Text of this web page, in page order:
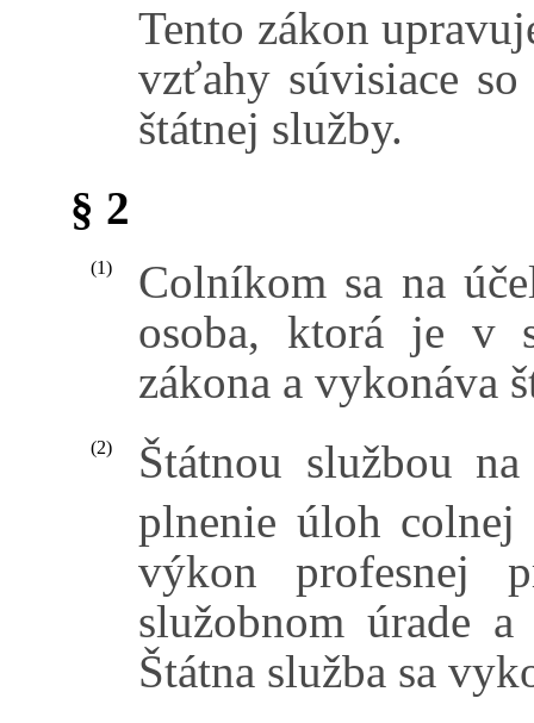
Tento zákon
vzťahy súvisiace
štátnej služby.
§ 2
(1)
Colníkom sa na
osoba, ktorá je v
zákona a vykonáva
(2)
Štátnou službou
plnenie úloh colnej
výkon profesnej
služobnom úrade
Štátna služba sa